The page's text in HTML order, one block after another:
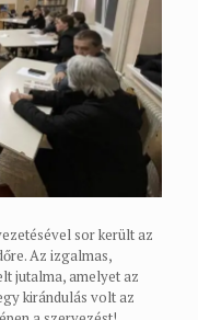
sor került az
Az izgalmas,
jutalma, amelyet az
kirándulás volt az